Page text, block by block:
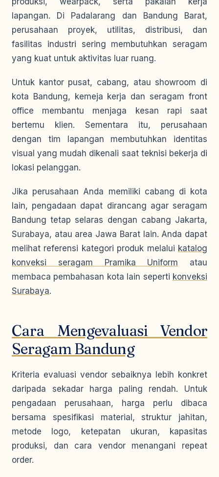
lapangan. Di Padalarang dan Bandung Barat,
perusahaan proyek, utilitas, distribusi, dan
fasilitas industri sering membutuhkan seragam
yang kuat untuk aktivitas luar ruang.
Untuk kantor pusat, cabang, atau showroom di
kota Bandung, kemeja kerja dan seragam front
office membantu menjaga kesan rapi saat
bertemu klien. Sementara itu, perusahaan
dengan tim lapangan membutuhkan identitas
visual yang mudah dikenali saat teknisi bekerja di
lokasi pelanggan.
Jika perusahaan Anda memiliki cabang di kota
lain, pengadaan dapat dirancang agar seragam
Bandung tetap selaras dengan cabang Jakarta,
Surabaya, atau area Jawa Barat lain. Anda dapat
melihat referensi kategori produk melalui katalog
konveksi seragam Pramika Uniform atau
membaca pembahasan kota lain seperti konveksi
Surabaya.
Cara Mengevaluasi Vendor
Seragam Bandung
Kriteria evaluasi vendor sebaiknya lebih konkret
daripada sekadar harga paling rendah. Untuk
pengadaan perusahaan, harga perlu dibaca
bersama spesifikasi material, struktur jahitan,
metode logo, ketepatan ukuran, kapasitas
produksi, dan cara vendor menangani repeat
order.